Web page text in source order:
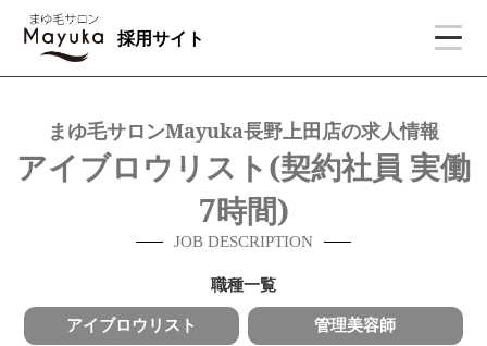
採用サイト
まゆ毛サロンMayuka長野上田店の求人情報
アイブロウリスト(契約社員 実働
7時間)
JOB DESCRIPTION
職種一覧
アイブロウリスト 管理美容師